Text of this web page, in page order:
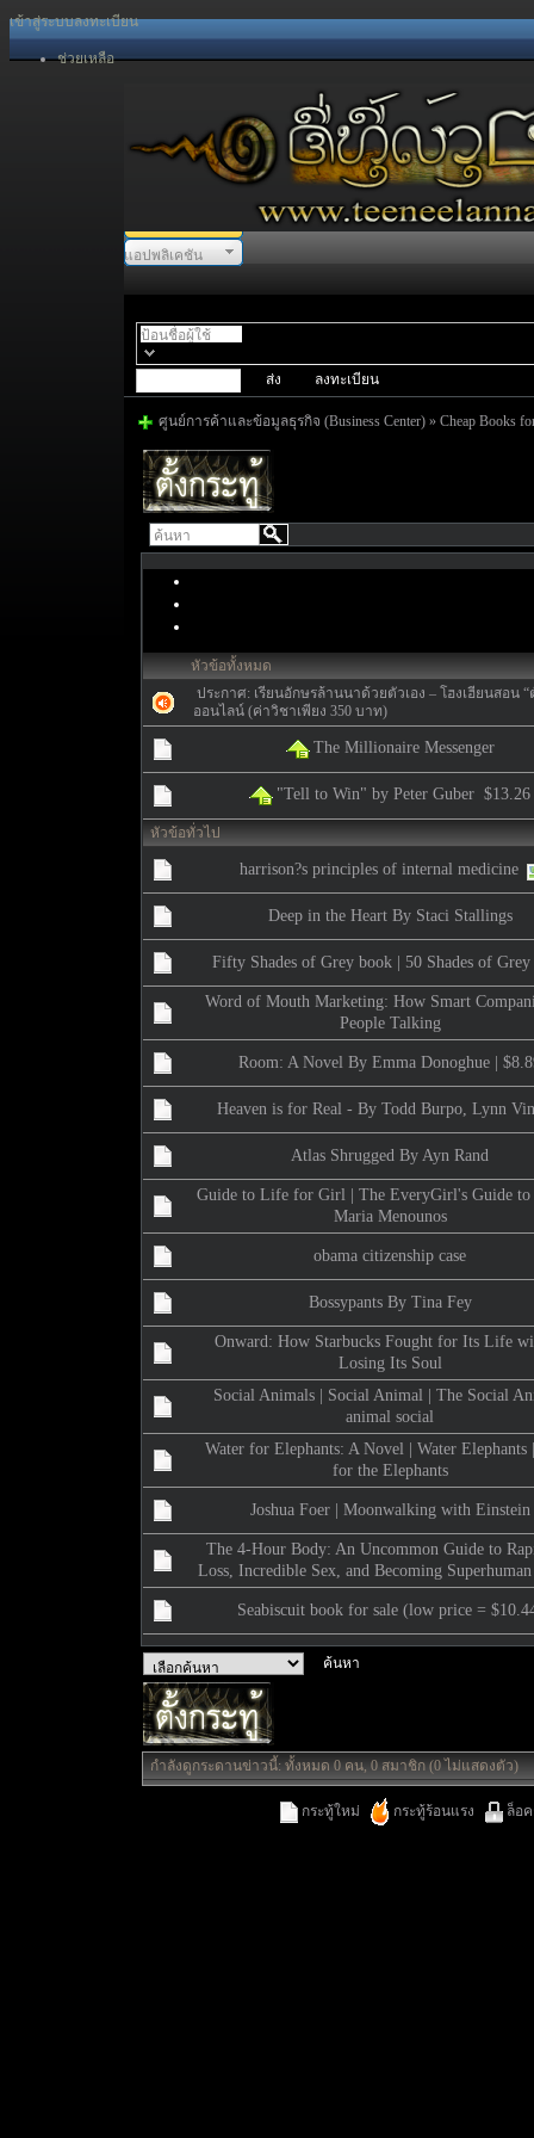
เข้าสู่ระบบลงทะเบียน
ช่วยเหลือ
แอปพลิเคชัน
ลงทะเบียน
ศูนย์การค้าและข้อมูลธุรกิจ (Business Center) »Cheap Books
หัวข้อทั้งหมด
ประกาศ: เรียนอักษรล้านนาด้วยตัวเอง – โฮงเฮียนสอน “
ออนไลน์ (ค่าวิชาเพียง 350 บาท)
The Millionaire Messenger
"Tell to Win" by Peter Guber $13.26
หัวข้อทั่วไป
harrison?s principles of internal medicine
Deep in the Heart By Staci Stallings
Fifty Shades of Grey book | 50 Shades of
Word of Mouth Marketing: How Smart
People Talking
Room: A Novel By Emma Donoghue |
Heaven is for Real - By Todd Burpo, Lynn
Atlas Shrugged By Ayn Rand
Guide to Life for Girl | The EveryGirl's Guide
Maria Menounos
obama citizenship case
Bossypants By Tina Fey
Onward: How Starbucks Fought for Its Life
Losing Its Soul
Social Animals | Social Animal | The Social
animal social
Water for Elephants: A Novel | Water Elephants
for the Elephants
Joshua Foer | Moonwalking with Einstein
The 4-Hour Body: An Uncommon Guide to
Loss, Incredible Sex, and Becoming
Seabiscuit book for sale (low price =
กำลังดูกระดานข่าวนี้: ทั้งหมด 0 คน, 0 สมาชิก (0 ไม่แสดงตัว)
กระทู้ใหม่ กระทู้ร้อนแรง ล็อ